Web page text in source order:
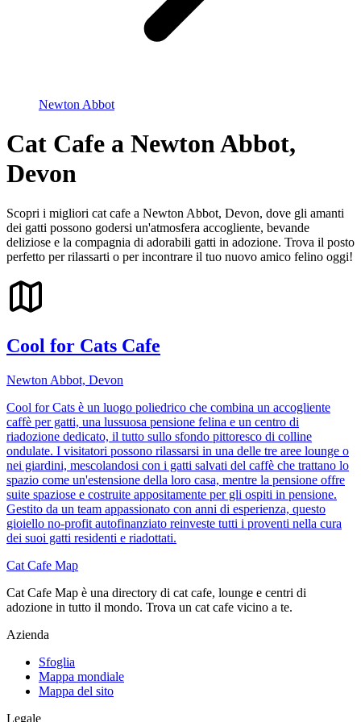
Newton Abbot
Cat Cafe a Newton Abbot,
Devon
Scopri i migliori cat cafe a Newton Abbot, Devon, dove gli amanti
dei gatti possono godersi un'atmosfera accogliente, bevande
deliziose e la compagnia di adorabili gatti in adozione. Trova il posto
perfetto per rilassarti o per incontrare il tuo nuovo amico felino oggi!
Cool for Cats Cafe
Newton Abbot, Devon
Cool for Cats è un luogo poliedrico che combina un accogliente
caffè per gatti, una lussuosa pensione felina e un centro di
riadozione dedicato, il tutto sullo sfondo pittoresco di colline
ondulate. I visitatori possono rilassarsi in una delle tre aree lounge o
nei giardini, mescolandosi con i gatti salvati del caffè che trattano lo
spazio come un'estensione della loro casa, mentre la pensione offre
suite spaziose e costruite appositamente per gli ospiti in pensione.
Gestito da un team appassionato con anni di esperienza, questo
gioiello no-profit autofinanziato reinveste tutti i proventi nella cura
dei suoi gatti residenti e riadottati.
Cat Cafe Map
Cat Cafe Map è una directory di cat cafe, lounge e centri di
adozione in tutto il mondo. Trova un cat cafe vicino a te.
Azienda
Sfoglia
Mappa mondiale
Mappa del sito
Legale